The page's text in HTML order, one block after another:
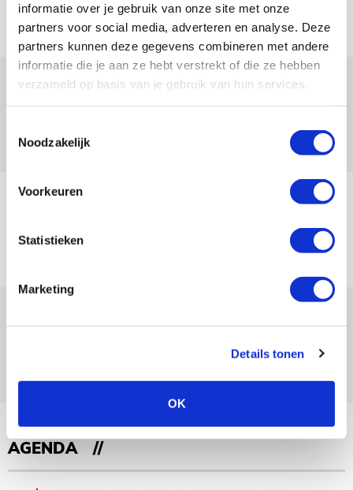
informatie over je gebruik van onze site met onze
partners voor social media, adverteren en analyse. Deze
partners kunnen deze gegevens combineren met andere
informatie die je aan ze hebt verstrekt of die ze hebben
verzameld op basis van je gebruik van hun services.
Noodzakelijk
Voorkeuren
Statistieken
Marketing
Details tonen
OK
Net binnen //
Drie dingen die je moet weten over PEC
Zwolle - Ajax
NIEUWS
Míchels elf: met welke formatie begin
08 AUGUSTUS 2026 - 11:34
NIEUWS
AGENDA